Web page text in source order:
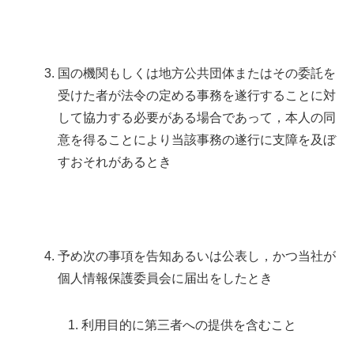
国の機関もしくは地方公共団体またはその委託を
受けた者が法令の定める事務を遂行することに対
して協力する必要がある場合であって，本人の同
意を得ることにより当該事務の遂行に支障を及ぼ
すおそれがあるとき
予め次の事項を告知あるいは公表し，かつ当社が
個人情報保護委員会に届出をしたとき
利用目的に第三者への提供を含むこと